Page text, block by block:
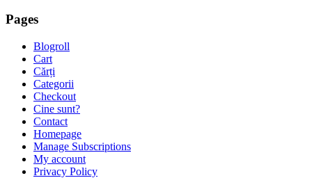
Pages
Blogroll
Cart
Cărți
Categorii
Checkout
Cine sunt?
Contact
Homepage
Manage Subscriptions
My account
Privacy Policy